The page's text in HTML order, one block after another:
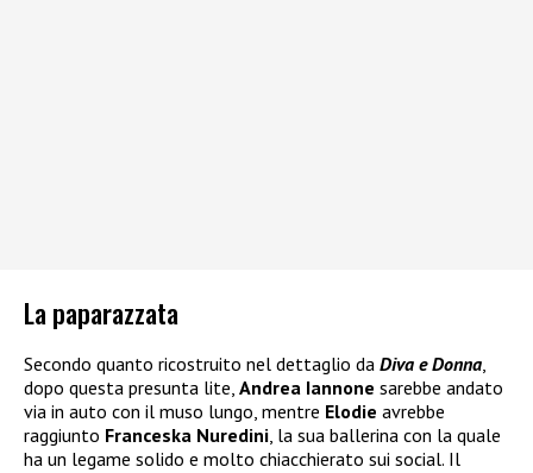
La paparazzata
Secondo quanto ricostruito nel dettaglio da Diva e Donna
dopo questa presunta lite, Andrea Iannone sarebbe andato
via in auto con il muso lungo, mentre Elodie avrebbe
raggiunto Franceska Nuredini , la sua ballerina con la quale
ha un legame solido e molto chiacchierato sui social. Il